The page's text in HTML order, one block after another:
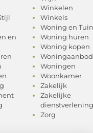
en
Winkelen
Winkels
Woning en Tuin
Woning huren
Woning kopen
Woningaanbod
Woningen
Woonkamer
Zakelijk
Zakelijke
dienstverlening
Zorg